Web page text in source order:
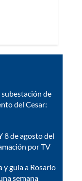
de
del Cesar:
8 de agosto del
por TV
y guía a Rosario
semana